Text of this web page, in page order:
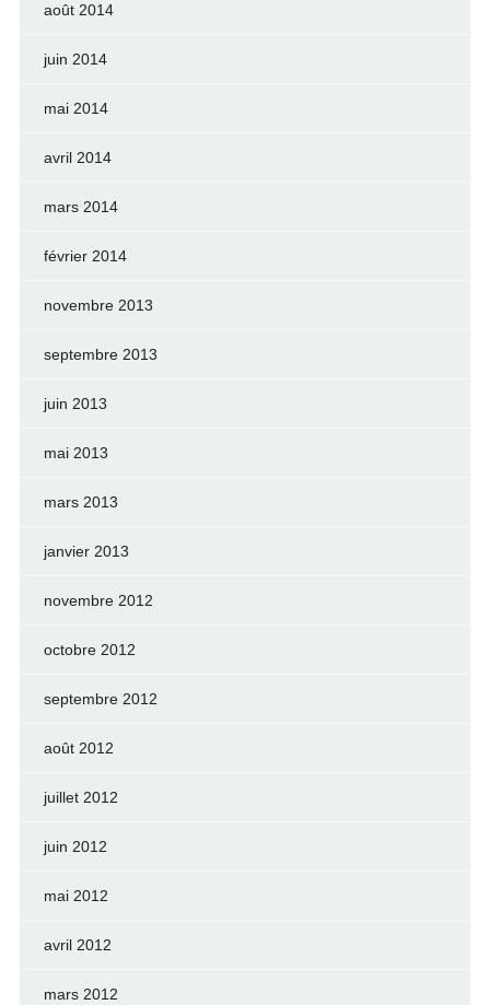
août 2014
juin 2014
mai 2014
avril 2014
mars 2014
février 2014
novembre 2013
septembre 2013
juin 2013
mai 2013
mars 2013
janvier 2013
novembre 2012
octobre 2012
septembre 2012
août 2012
juillet 2012
juin 2012
mai 2012
avril 2012
mars 2012